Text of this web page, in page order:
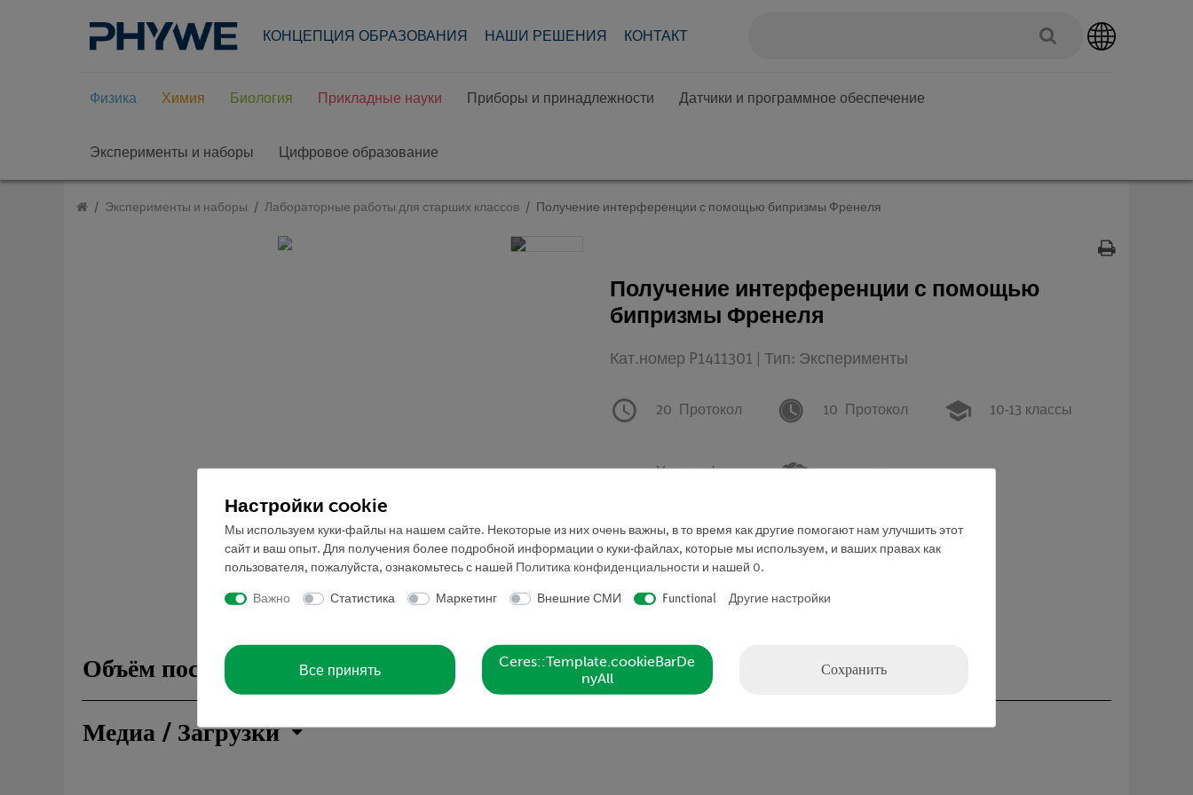
КОНЦЕПЦИЯ ОБРАЗОВАНИЯ НАШИ РЕШЕНИЯ КОНТАКТ
Физика Химия Биология Прикладные науки Приборы и принадлежности Датчики и программное обеспечение
Эксперименты и наборы Цифровое образование
Эксперименты и наборы Лабораторные работы для старших классов Получение интерференции с помощью бипризмы Френеля
Получение интерференции с помощью
бипризмы Френеля
Кат.номер P1411301 | Тип: Эксперименты
20 Протокол 10 Протокол 10-13 классы
Учителя/
Объём поставки
Медиа / Загрузки
Настройки cookie
Мы используем куки-файлы на нашем сайте. Некоторые из них очень важны, в то время как другие помогают нам улучшить этот
сайт и ваш опыт. Для получения более подробной информации о куки-файлах, которые мы используем, и ваших правах как
пользователя, пожалуйста, ознакомьтесь с нашей Политика конфиденциальности и нашей 0.
Важно Статистика Маркетинг Внешние СМИ Functional Другие настройки
Все принять
Ceres::Template.cookieBarDe
nyAll
Сохранить